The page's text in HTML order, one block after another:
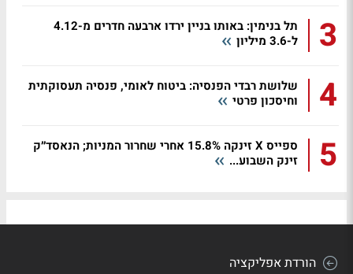
3
תל בנימין: באותו בניין ירדו ארבעה חדרים מ-4.12
ל-3.6 מיליון
4
שלושת רבדי הפנסיה: ביטוח לאומי, פנסיה תעסוקתית
וחיסכון פרטי
5
ספייס X זינקה 15.8% אחרי שחרור המניות; הנאסד״ק
זינק השבוע...
הורדת אפליקציה